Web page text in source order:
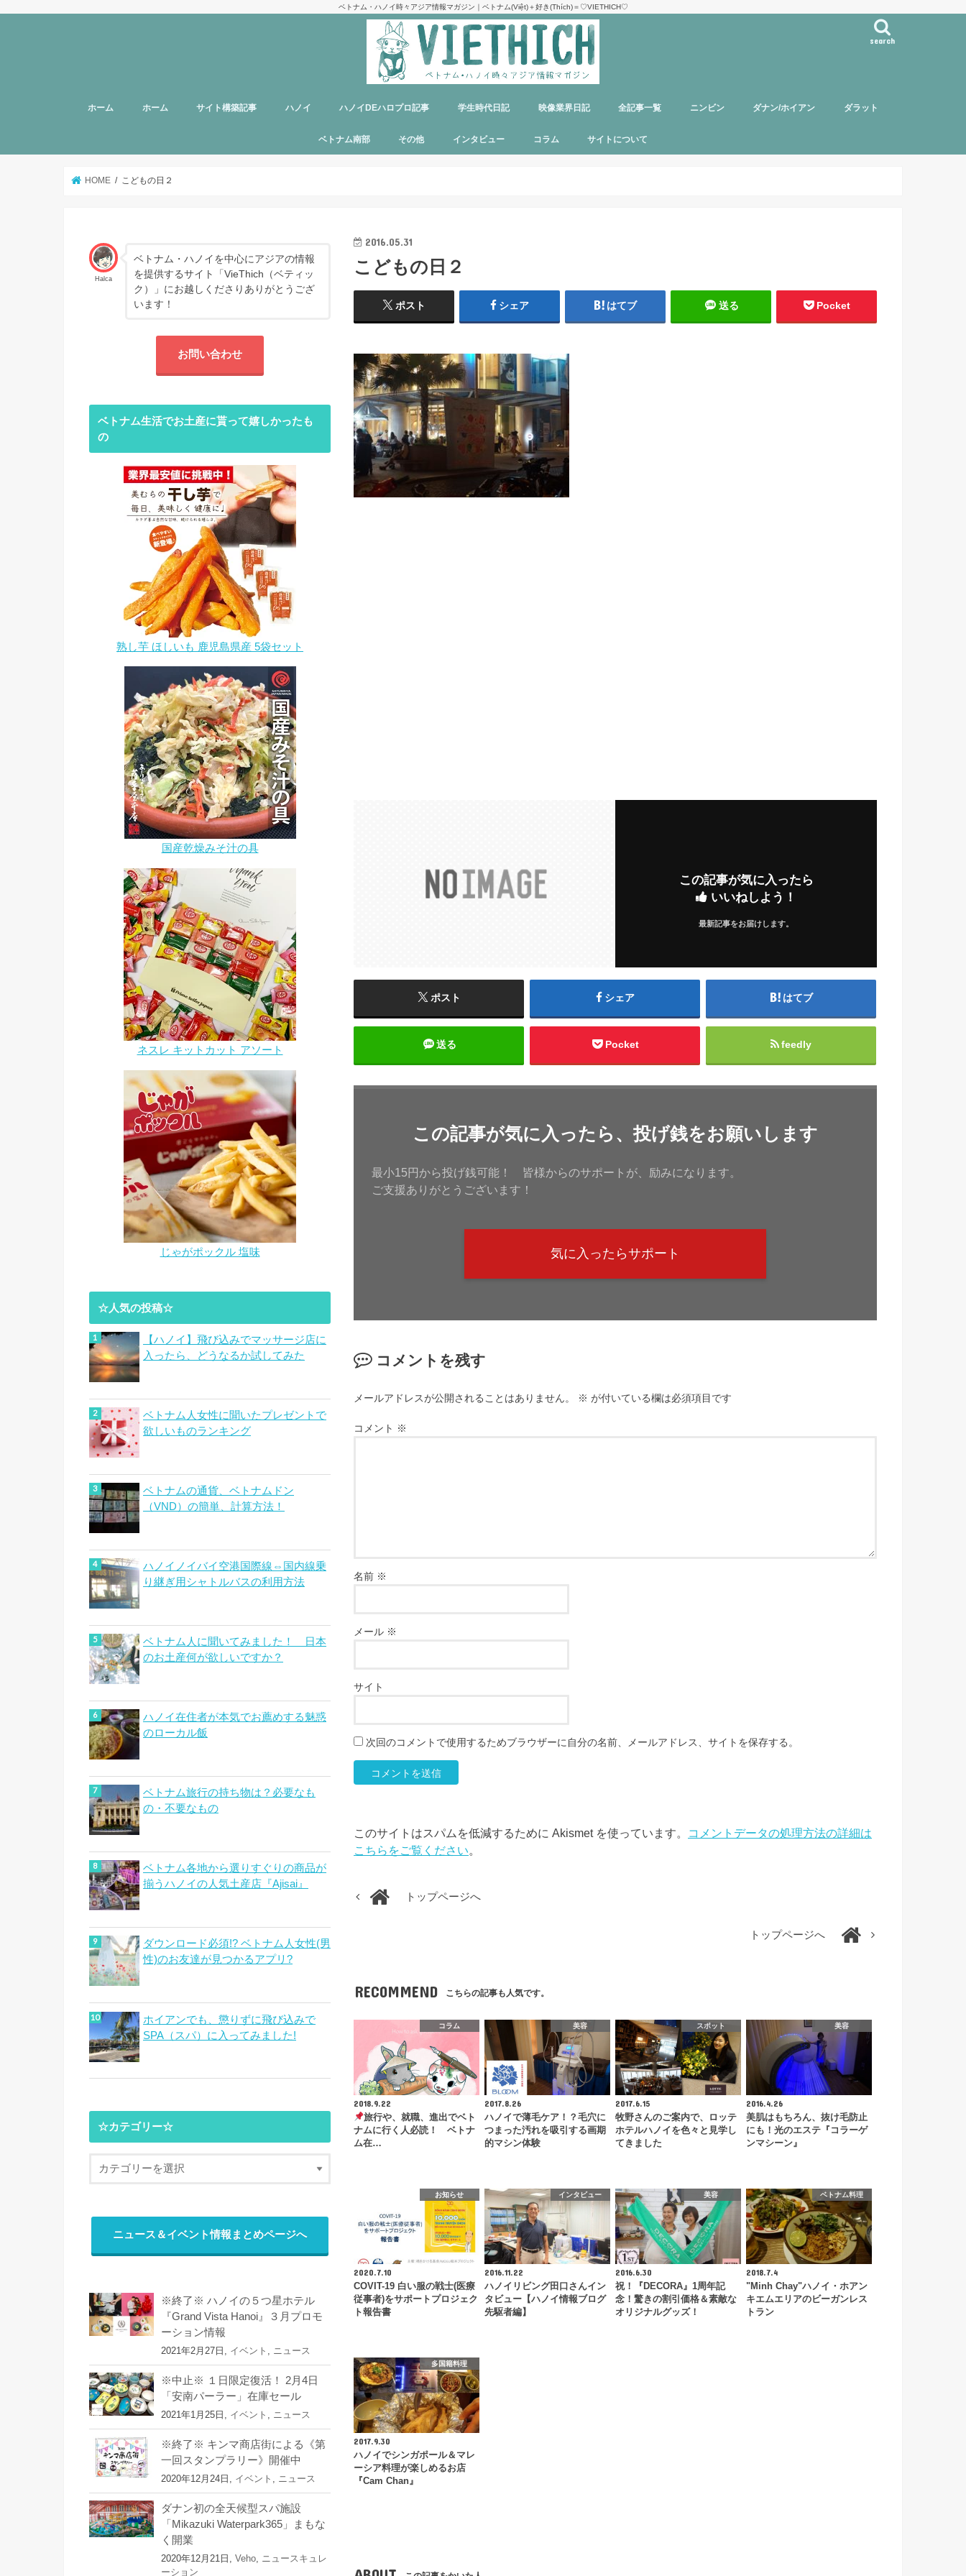
ベトナム・ハノイ時々アジア情報マガジン｜ベトナム(Việt)＋好き(Thích)＝♡VIETHICH♡
search
ホーム ホーム サイト構築記事 ハノイ
旅行者向け ベトナム料理
多国籍料理
ハンバーガー
カフェ
中華料理
日本食
ラーメン
デリバリーサービス
パブ／バー
マッサージ
ヘルスケア
ハノイ近郊観光
アンケート
ハノイDEハロプロ記事 学生時代日記 映像業界日記 全記事一覧 ニンビン ダナン/ホイアン ダラット
ベトナム南部 その他 インタビュー コラム サイトについて
HOME こどもの日２
2016.05.31
こどもの日２
ポスト シェア はてブ 送る Pocket
この記事が気に入ったら
いいねしよう！
最新記事をお届けします。
ポスト シェア はてブ
送る Pocket feedly
この記事が気に入ったら、投げ銭をお願いします
最小15円から投げ銭可能！ 皆様からのサポートが、励みになります。
ご支援ありがとうございます！
気に入ったらサポート
コメントを残す
メールアドレスが公開されることはありません。 ※ が付いている欄は必須項目です
コメント ※
名前 ※
メール ※
サイト
次回のコメントで使用するためブラウザーに自分の名前、メールアドレス、サイトを保存する。
このサイトはスパムを低減するために Akismet を使っています。
コメントデータの処理方法の詳細は
こちらをご覧ください。
トップページへ
トップページへ
RECOMMEND こちらの記事も人気です。
コラム
2018.9.22
旅行や、就職、進出でベト
ナムに行く人必読！ ベトナ
ム在…
美容
2017.8.26
ハノイで薄毛ケア！？毛穴に
つまった汚れを吸引する画期
的マシン体験
スポット
2017.6.15
牧野さんのご案内で、ロッテ
ホテルハノイを色々と見学し
てきました
美容
2016.4.26
美肌はもちろん、抜け毛防止
にも！光のエステ『コラーゲ
ンマシーン』
お知らせ
2020.7.10
COVIT-19 白い服の戦士(医療
従事者)をサポートプロジェク
ト報告書
インタビュー
2016.11.22
ハノイリビング田口さんイン
タビュー【ハノイ情報ブログ
先駆者編】
美容
2016.6.30
祝！『DECORA』1周年記
念！驚きの割引価格＆素敵な
オリジナルグッズ！
ベトナム料理
2018.7.4
"Minh Chay"ハノイ・ホアン
キエムエリアのビーガンレス
トラン
多国籍料理
2017.9.30
ハノイでシンガポール＆マレ
ーシア料理が楽しめるお店
『Cam Chan』
Halca
ベトナム・ハノイを中心にアジアの情報
を提供するサイト「VieThich（ベティッ
ク）」にお越しくださりありがとうござ
います！
お問い合わせ
ベトナム生活でお土産に貰って嬉しかったも
の
熟し芋 ほしいも 鹿児島県産 5袋セット
国産乾燥みそ汁の具
ネスレ キットカット アソート
じゃがポックル 塩味
☆人気の投稿☆
【ハノイ】飛び込みでマッサージ店に
入ったら、どうなるか試してみた
ベトナム人女性に聞いたプレゼントで
欲しいものランキング
ベトナムの通貨、ベトナムドン
（VND）の簡単、計算方法！
ハノイノイバイ空港国際線⇔国内線乗
り継ぎ用シャトルバスの利用方法
ベトナム人に聞いてみました！ 日本
のお土産何が欲しいですか？
ハノイ在住者が本気でお薦めする魅惑
のローカル飯
ベトナム旅行の持ち物は？必要なも
の・不要なもの
ベトナム各地から選りすぐりの商品が
揃うハノイの人気土産店『Ajisai』
ダウンロード必須!? ベトナム人女性(男
性)のお友達が見つかるアプリ?
ホイアンでも、懲りずに飛び込みで
SPA（スパ）に入ってみました!
☆カテゴリー☆
ニュース＆イベント情報まとめページへ
※終了※ ハノイの５つ星ホテル
『Grand Vista Hanoi』３月プロモ
ーション情報
2021年2月27日, イベント ニュース
※中止※ １日限定復活！ 2月4日
「安南パーラー」在庫セール
2021年1月25日, イベント ニュース
※終了※ キンマ商店街による《第
一回スタンプラリー》開催中
2020年12月24日, イベント ニュース
ダナン初の全天候型スパ施設
「Mikazuki Waterpark365」まもな
く開業
2020年12月21日, Veho
ニュースキュレ
ーション